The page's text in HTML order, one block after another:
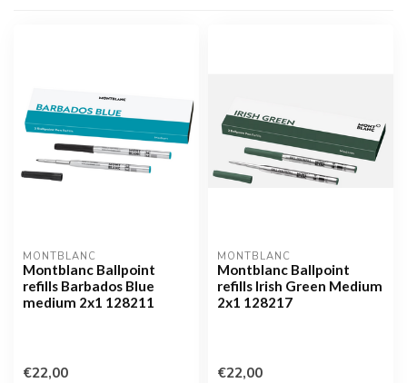
MONTBLANC
Montblanc Ballpoint
refills Barbados Blue
medium 2x1 128211
€22,00
MONTBLANC
Montblanc Ballpoint
refills Irish Green Medium
2x1 128217
€22,00